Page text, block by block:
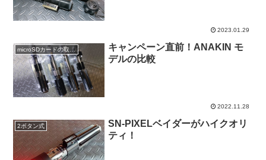
2023.01.29
microSDカードの取り出し方
キャンペーン直前！ANAKIN モ
デルの比較
2022.11.28
2ボタン式
SN-PIXELベイダーがハイクオリ
ティ！